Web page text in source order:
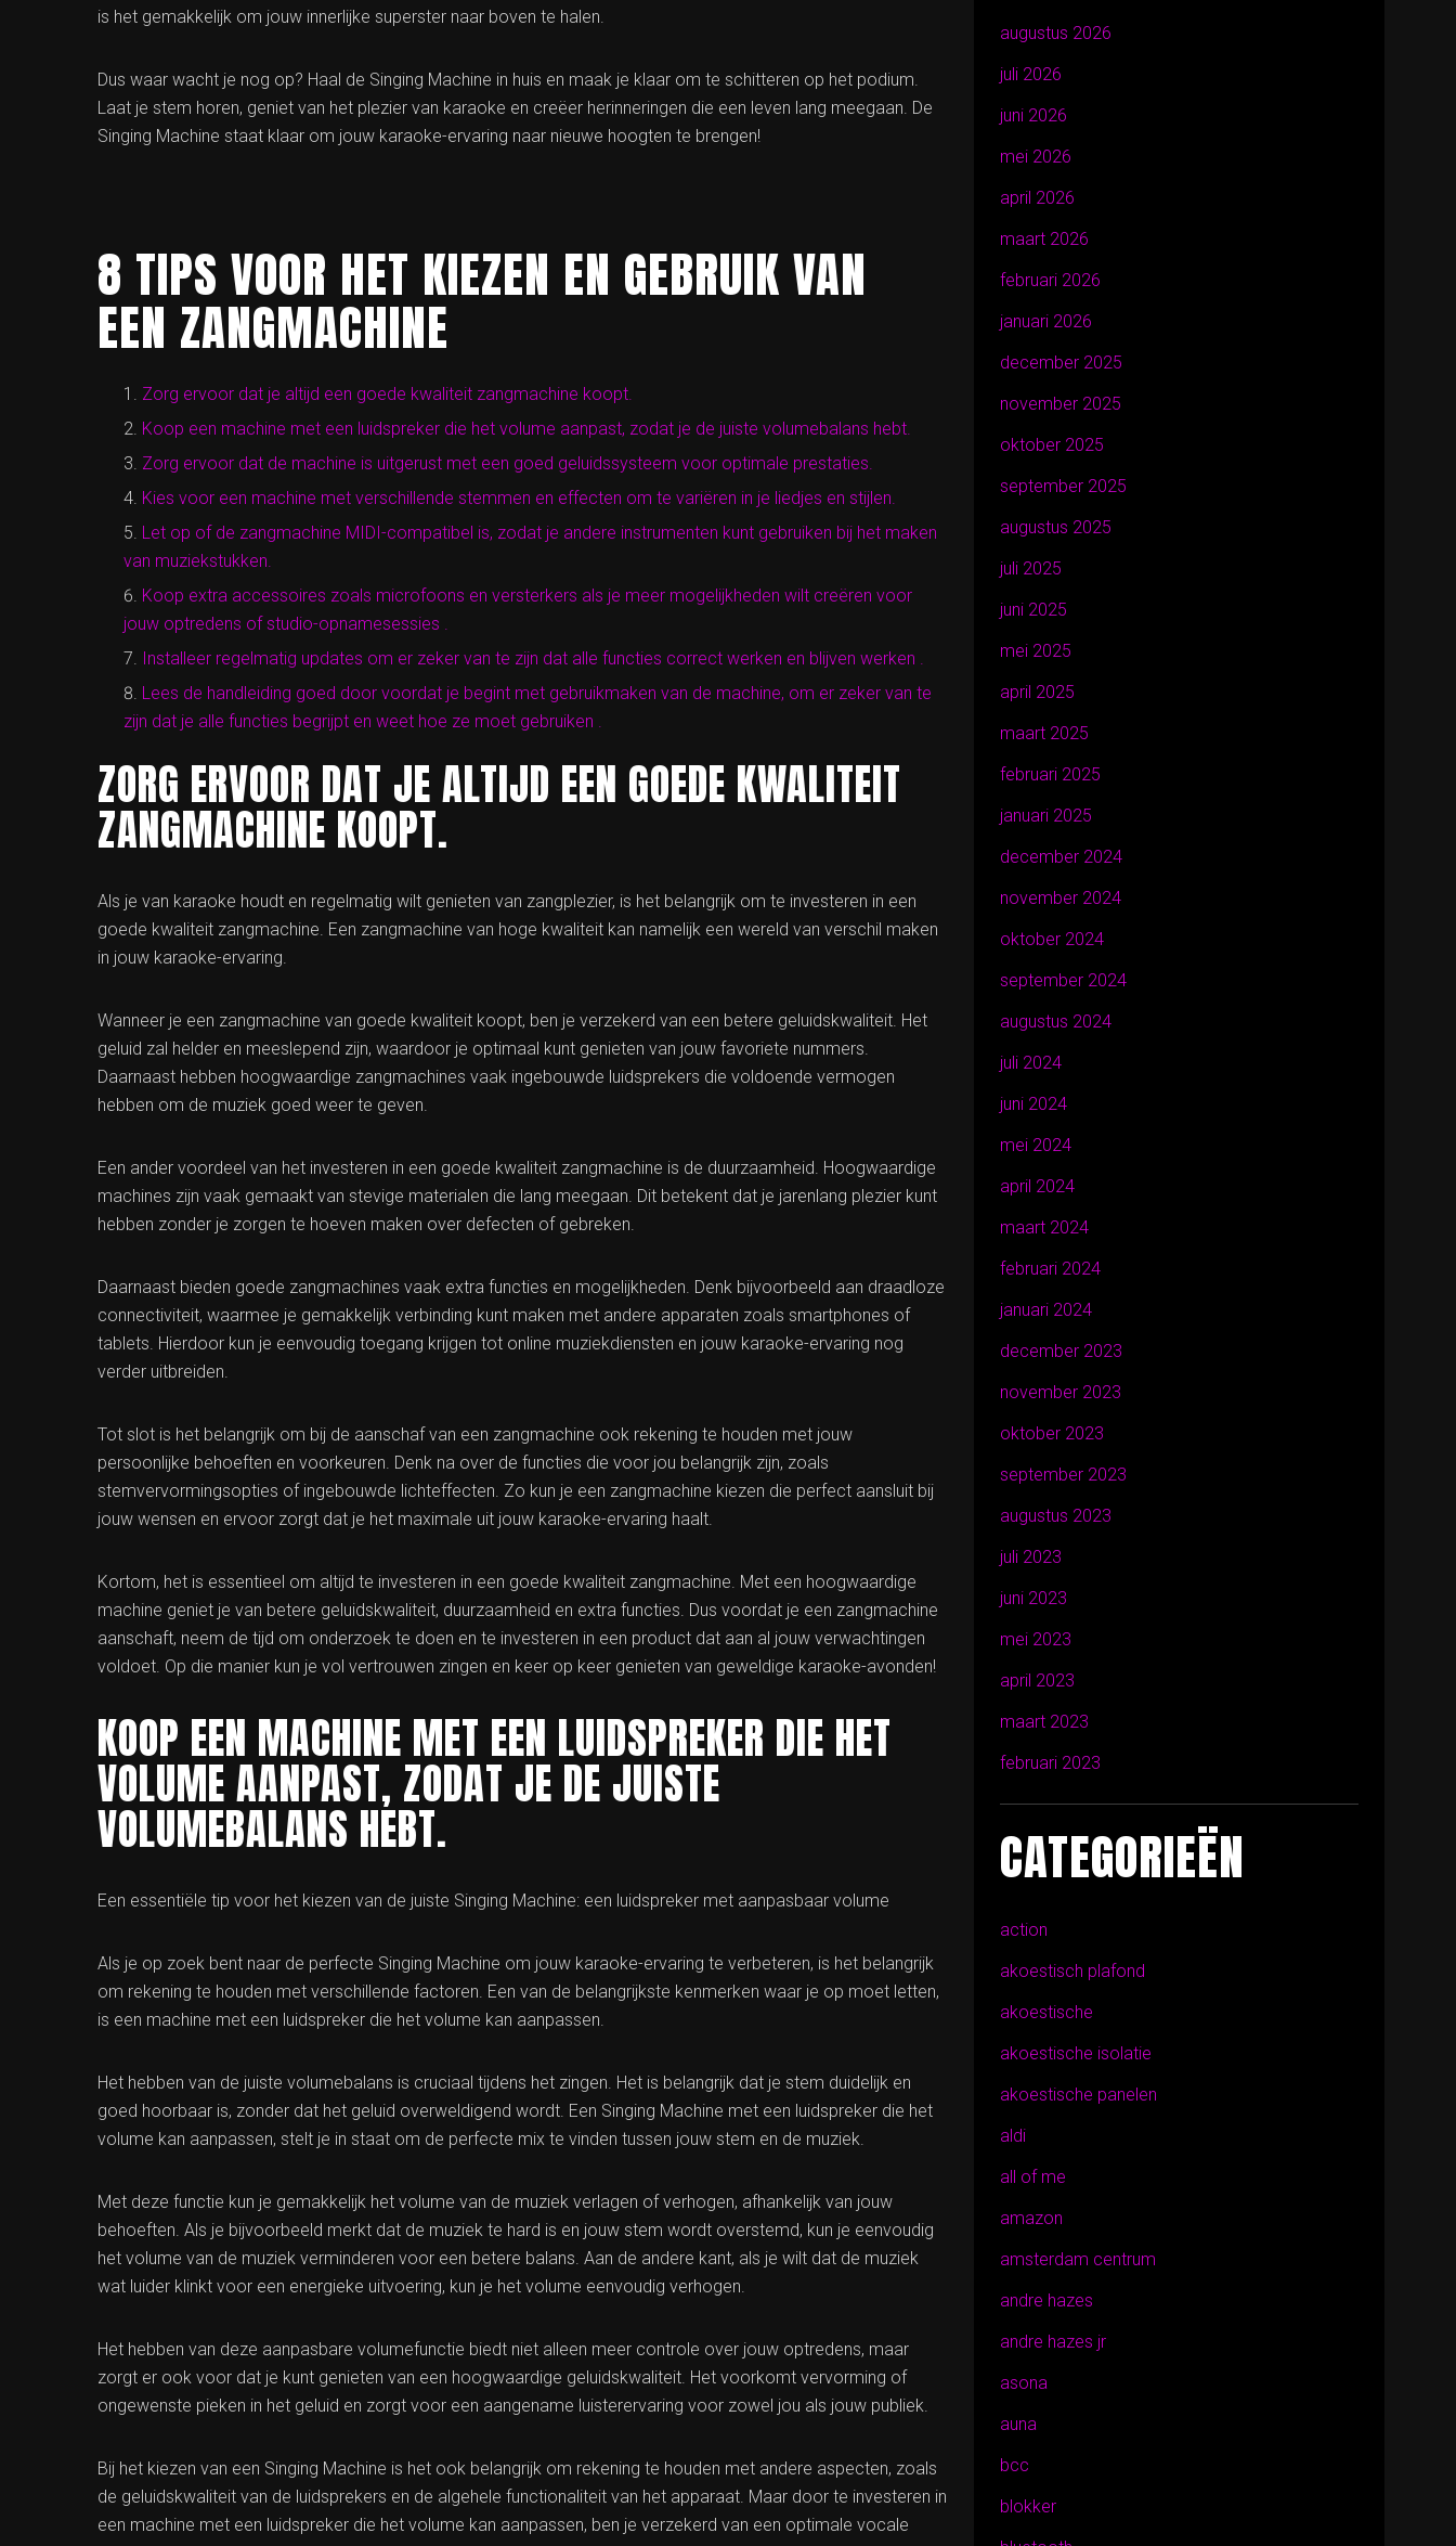
is het gemakkelijk om jouw innerlijke superster naar boven te halen.
Dus waar wacht je nog op? Haal de Singing Machine in huis en maak je klaar om te schitteren op het podium.
Laat je stem horen, geniet van het plezier van karaoke en creëer herinneringen die een leven lang meegaan. De
Singing Machine staat klaar om jouw karaoke-ervaring naar nieuwe hoogten te brengen!
8 TIPS VOOR HET KIEZEN EN GEBRUIK VAN
EEN ZANGMACHINE
Zorg ervoor dat je altijd een goede kwaliteit zangmachine koopt.
Koop een machine met een luidspreker die het volume aanpast, zodat je de juiste volumebalans hebt.
Zorg ervoor dat de machine is uitgerust met een goed geluidssysteem voor optimale prestaties.
Kies voor een machine met verschillende stemmen en effecten om te variëren in je liedjes en stijlen.
Let op of de zangmachine MIDI-compatibel is, zodat je andere instrumenten kunt gebruiken bij het maken
van muziekstukken.
Koop extra accessoires zoals microfoons en versterkers als je meer mogelijkheden wilt creëren voor
jouw optredens of studio-opnamesessies .
Installeer regelmatig updates om er zeker van te zijn dat alle functies correct werken en blijven werken .
Lees de handleiding goed door voordat je begint met gebruikmaken van de machine, om er zeker van te
zijn dat je alle functies begrijpt en weet hoe ze moet gebruiken .
ZORG ERVOOR DAT JE ALTIJD EEN GOEDE KWALITEIT
ZANGMACHINE KOOPT.
Als je van karaoke houdt en regelmatig wilt genieten van zangplezier, is het belangrijk om te investeren in een
goede kwaliteit zangmachine. Een zangmachine van hoge kwaliteit kan namelijk een wereld van verschil maken
in jouw karaoke-ervaring.
Wanneer je een zangmachine van goede kwaliteit koopt, ben je verzekerd van een betere geluidskwaliteit. Het
geluid zal helder en meeslepend zijn, waardoor je optimaal kunt genieten van jouw favoriete nummers.
Daarnaast hebben hoogwaardige zangmachines vaak ingebouwde luidsprekers die voldoende vermogen
hebben om de muziek goed weer te geven.
Een ander voordeel van het investeren in een goede kwaliteit zangmachine is de duurzaamheid. Hoogwaardige
machines zijn vaak gemaakt van stevige materialen die lang meegaan. Dit betekent dat je jarenlang plezier kunt
hebben zonder je zorgen te hoeven maken over defecten of gebreken.
Daarnaast bieden goede zangmachines vaak extra functies en mogelijkheden. Denk bijvoorbeeld aan draadloze
connectiviteit, waarmee je gemakkelijk verbinding kunt maken met andere apparaten zoals smartphones of
tablets. Hierdoor kun je eenvoudig toegang krijgen tot online muziekdiensten en jouw karaoke-ervaring nog
verder uitbreiden.
Tot slot is het belangrijk om bij de aanschaf van een zangmachine ook rekening te houden met jouw
persoonlijke behoeften en voorkeuren. Denk na over de functies die voor jou belangrijk zijn, zoals
stemvervormingsopties of ingebouwde lichteffecten. Zo kun je een zangmachine kiezen die perfect aansluit bij
jouw wensen en ervoor zorgt dat je het maximale uit jouw karaoke-ervaring haalt.
Kortom, het is essentieel om altijd te investeren in een goede kwaliteit zangmachine. Met een hoogwaardige
machine geniet je van betere geluidskwaliteit, duurzaamheid en extra functies. Dus voordat je een zangmachine
aanschaft, neem de tijd om onderzoek te doen en te investeren in een product dat aan al jouw verwachtingen
voldoet. Op die manier kun je vol vertrouwen zingen en keer op keer genieten van geweldige karaoke-avonden!
KOOP EEN MACHINE MET EEN LUIDSPREKER DIE HET
VOLUME AANPAST, ZODAT JE DE JUISTE
VOLUMEBALANS HEBT.
Een essentiële tip voor het kiezen van de juiste Singing Machine: een luidspreker met aanpasbaar volume
Als je op zoek bent naar de perfecte Singing Machine om jouw karaoke-ervaring te verbeteren, is het belangrijk
om rekening te houden met verschillende factoren. Een van de belangrijkste kenmerken waar je op moet letten,
is een machine met een luidspreker die het volume kan aanpassen.
Het hebben van de juiste volumebalans is cruciaal tijdens het zingen. Het is belangrijk dat je stem duidelijk en
goed hoorbaar is, zonder dat het geluid overweldigend wordt. Een Singing Machine met een luidspreker die het
volume kan aanpassen, stelt je in staat om de perfecte mix te vinden tussen jouw stem en de muziek.
Met deze functie kun je gemakkelijk het volume van de muziek verlagen of verhogen, afhankelijk van jouw
behoeften. Als je bijvoorbeeld merkt dat de muziek te hard is en jouw stem wordt overstemd, kun je eenvoudig
het volume van de muziek verminderen voor een betere balans. Aan de andere kant, als je wilt dat de muziek
wat luider klinkt voor een energieke uitvoering, kun je het volume eenvoudig verhogen.
Het hebben van deze aanpasbare volumefunctie biedt niet alleen meer controle over jouw optredens, maar
zorgt er ook voor dat je kunt genieten van een hoogwaardige geluidskwaliteit. Het voorkomt vervorming of
ongewenste pieken in het geluid en zorgt voor een aangename luisterervaring voor zowel jou als jouw publiek.
Bij het kiezen van een Singing Machine is het ook belangrijk om rekening te houden met andere aspecten, zoals
de geluidskwaliteit van de luidsprekers en de algehele functionaliteit van het apparaat. Maar door te investeren in
een machine met een luidspreker die het volume kan aanpassen, ben je verzekerd van een optimale vocale
augustus 2026
juli 2026
juni 2026
mei 2026
april 2026
maart 2026
februari 2026
januari 2026
december 2025
november 2025
oktober 2025
september 2025
augustus 2025
juli 2025
juni 2025
mei 2025
april 2025
maart 2025
februari 2025
januari 2025
december 2024
november 2024
oktober 2024
september 2024
augustus 2024
juli 2024
juni 2024
mei 2024
april 2024
maart 2024
februari 2024
januari 2024
december 2023
november 2023
oktober 2023
september 2023
augustus 2023
juli 2023
juni 2023
mei 2023
april 2023
maart 2023
februari 2023
CATEGORIEËN
action
akoestisch plafond
akoestische
akoestische isolatie
akoestische panelen
aldi
all of me
amazon
amsterdam centrum
andre hazes
andre hazes jr
asona
auna
bcc
blokker